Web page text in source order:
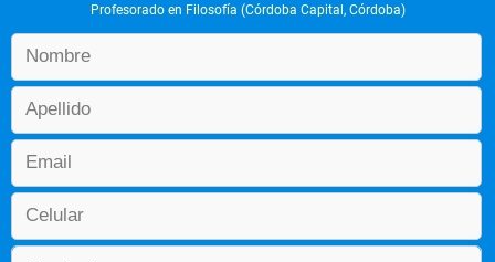
Profesorado en Filosofía (Córdoba Capital, Córdoba)